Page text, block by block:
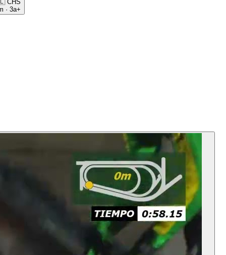
CHS
· 3a+